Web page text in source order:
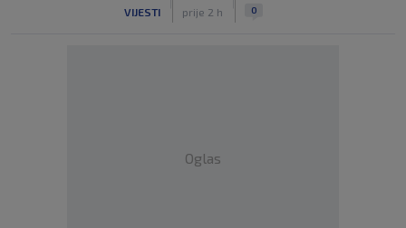
VIJESTI prije 2 h 0
Oglas